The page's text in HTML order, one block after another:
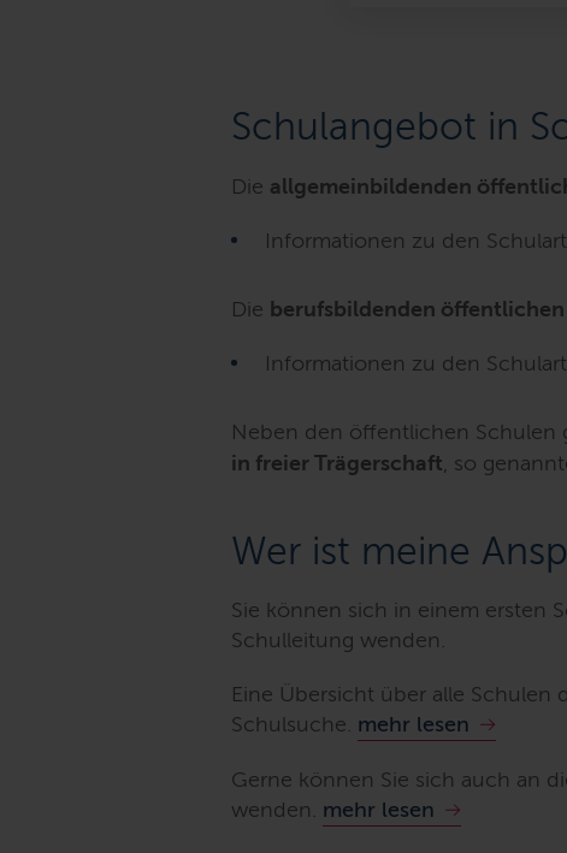
Schulangebot in
Die allgemeinbildenden
Informationen zu den
Die berufsbildenden öffentlichen
Informationen zu den
Neben den öffentlichen Schulen
in freier Trägerschaft, so
Wer ist meine
Sie können sich in einem ersten
Schulleitung wenden.
Eine Übersicht über alle Schulen
Schulsuche. mehr lesen
Gerne können Sie sich auch an
wenden. mehr lesen